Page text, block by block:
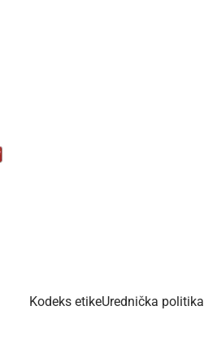
Kodeks etikeUrednička politika